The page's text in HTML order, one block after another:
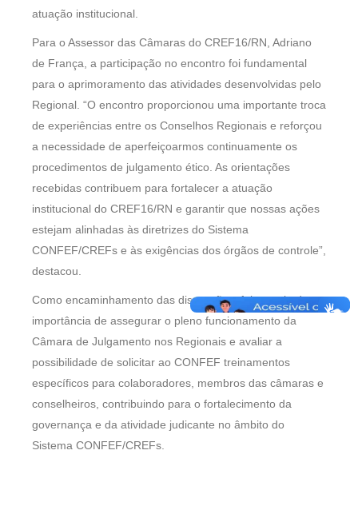
atuação institucional.
Para o Assessor das Câmaras do CREF16/RN, Adriano
de França, a participação no encontro foi fundamental
para o aprimoramento das atividades desenvolvidas pelo
Regional. “O encontro proporcionou uma importante troca
de experiências entre os Conselhos Regionais e reforçou
a necessidade de aperfeiçoarmos continuamente os
procedimentos de julgamento ético. As orientações
recebidas contribuem para fortalecer a atuação
institucional do CREF16/RN e garantir que nossas ações
estejam alinhadas às diretrizes do Sistema
CONFEF/CREFs e às exigências dos órgãos de controle”,
destacou.
Como encaminhamento das discussões, foi ressaltada a
importância de assegurar o pleno funcionamento da
Câmara de Julgamento nos Regionais e avaliar a
possibilidade de solicitar ao CONFEF treinamentos
específicos para colaboradores, membros das câmaras e
conselheiros, contribuindo para o fortalecimento da
governança e da atividade judicante no âmbito do
Sistema CONFEF/CREFs.